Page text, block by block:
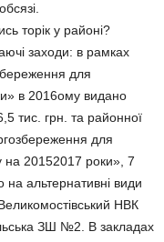
торік у районі?
заходи: в рамках
для
в 2016ому видано
тис. грн. та районної
для
на 20152017 роки», 7
альтернативні види
НВК
ЗШ №2. В закладах